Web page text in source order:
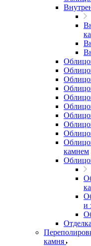
камнем
и
камня